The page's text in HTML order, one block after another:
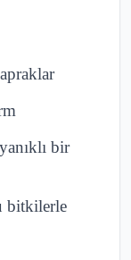
bir
bitkilerle